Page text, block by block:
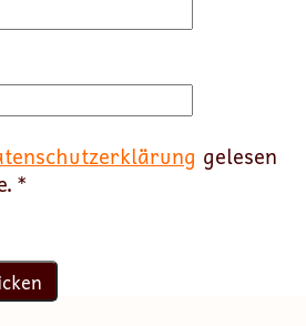
gelesen
*